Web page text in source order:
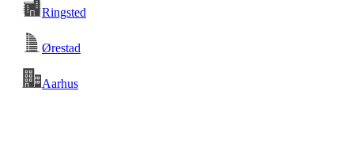
Ringsted
Ørestad
Aarhus